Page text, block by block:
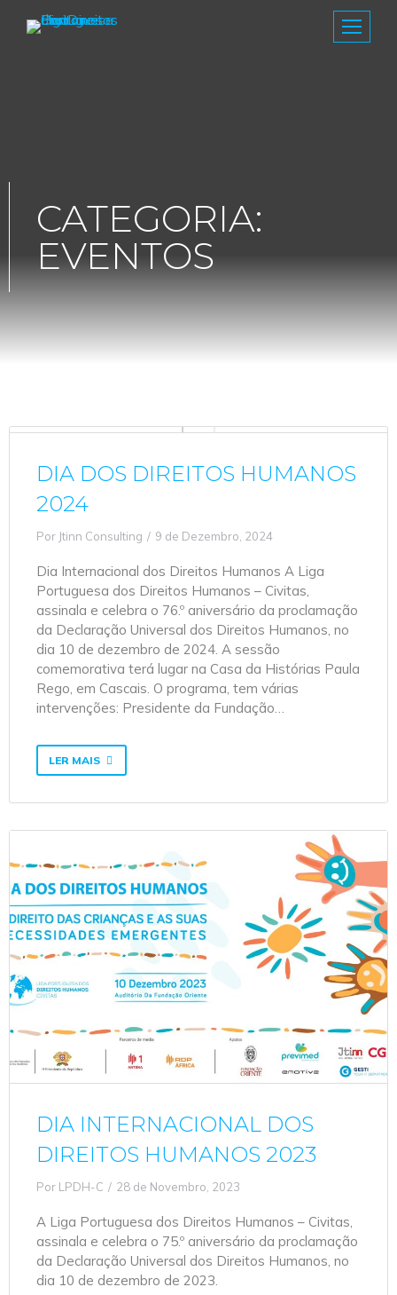
CATEGORIA:
EVENTOS
DIA DOS DIREITOS HUMANOS
2024
Por Jtinn Consulting 9 de Dezembro, 2024
Dia Internacional dos Direitos Humanos A Liga
Portuguesa dos Direitos Humanos – Civitas,
assinala e celebra o 76.º aniversário da proclamação
da Declaração Universal dos Direitos Humanos, no
dia 10 de dezembro de 2024. A sessão
comemorativa terá lugar na Casa da Histórias Paula
Rego, em Cascais. O programa, tem várias
intervenções: Presidente da Fundação…
LER MAIS
DIA INTERNACIONAL DOS
DIREITOS HUMANOS 2023
Por LPDH-C 28 de Novembro, 2023
A Liga Portuguesa dos Direitos Humanos – Civitas,
assinala e celebra o 75.º aniversário da proclamação
da Declaração Universal dos Direitos Humanos, no
dia 10 de dezembro de 2023.